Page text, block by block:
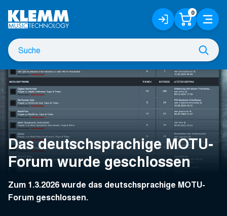
Hauptinhalt
Suche
nach
Anmelden
/
Registrieren
0 Menü
Das deutschsprachige MOTU-
Forum wurde geschlossen
Zum 1.3.2026 wurde das deutschsprachige MOTU-
Forum geschlossen.